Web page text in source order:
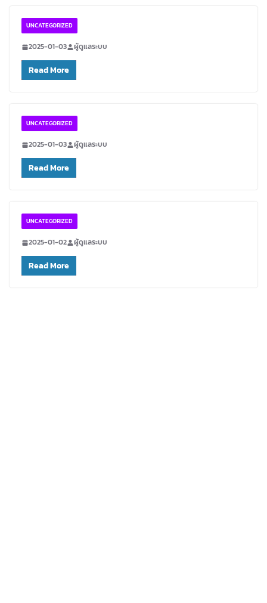
UNCATEGORIZED
2025-01-03 ผู้ดูแลระบบ
Read More
UNCATEGORIZED
2025-01-03 ผู้ดูแลระบบ
Read More
UNCATEGORIZED
2025-01-02 ผู้ดูแลระบบ
Read More